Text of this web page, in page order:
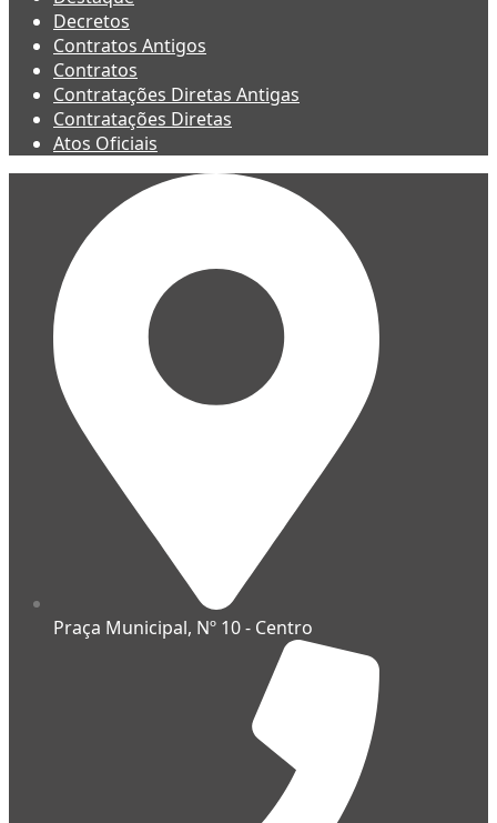
Decretos
Contratos Antigos
Contratos
Contratações Diretas Antigas
Contratações Diretas
Atos Oficiais
Praça Municipal, Nº 10 - Centro